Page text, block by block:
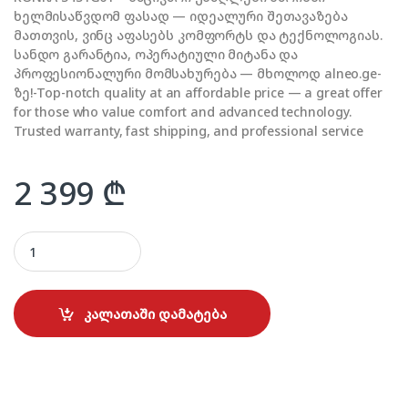
ხელმისაწვდომ ფასად — იდეალური შეთავაზება
მათთვის, ვინც აფასებს კომფორტს და ტექნოლოგიას.
სანდო გარანტია, ოპერატიული მიტანა და
პროფესიონალური მომსახურება — მხოლოდ alneo.ge-
ზე!-Top-notch quality at an affordable price — a great offer
for those who value comfort and advanced technology.
Trusted warranty, fast shipping, and professional service
2 399 ₾
KONKA S431G01 quantity
კალათაში დამატება